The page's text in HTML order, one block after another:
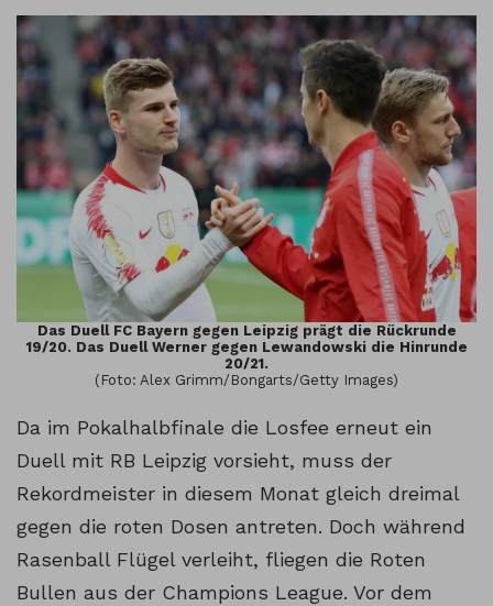
Das Duell FC Bayern gegen Leipzig prägt die Rückrunde
19/20. Das Duell Werner gegen Lewandowski die Hinrunde
20/21.
(Foto: Alex Grimm/Bongarts/Getty Images)
Da im Pokalhalbfinale die Losfee erneut ein
Duell mit RB Leipzig vorsieht, muss der
Rekordmeister in diesem Monat gleich dreimal
gegen die roten Dosen antreten. Doch während
Rasenball Flügel verleiht, fliegen die Roten
Bullen aus der Champions League. Vor dem